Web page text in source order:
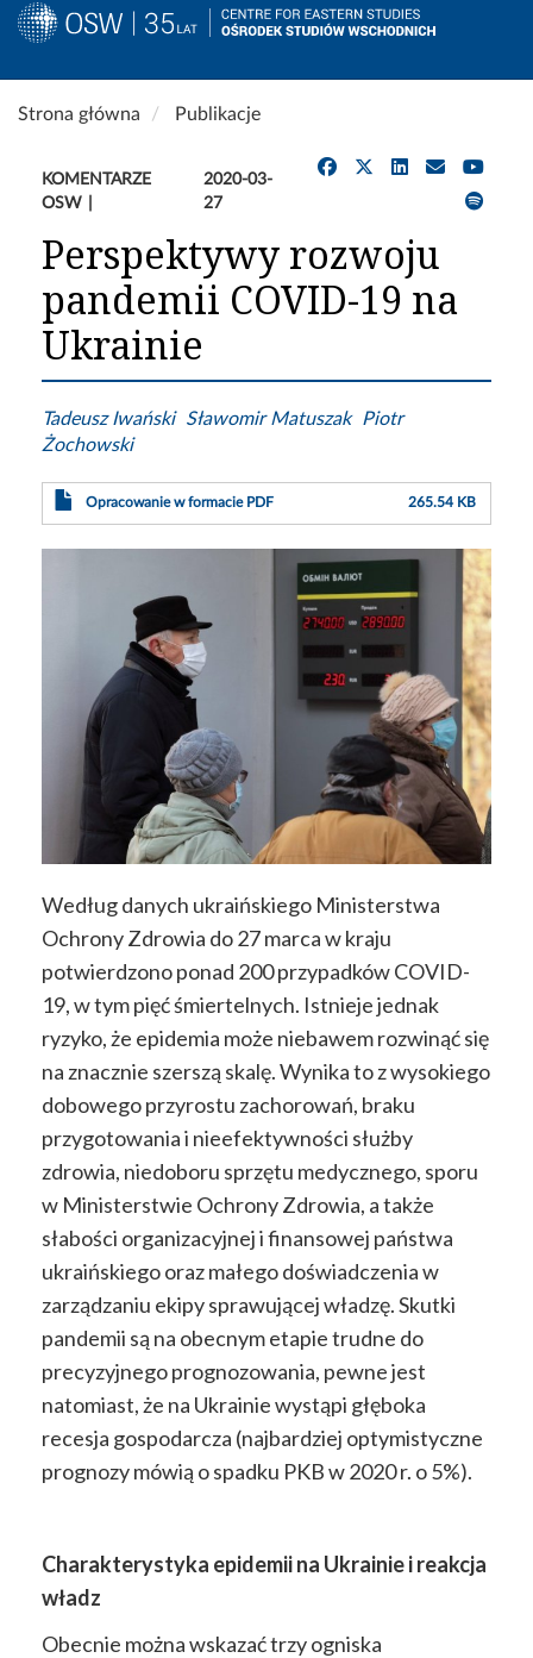
Przejdź
doStrona główna Publikacje
KOMENTARZE
OSW
2020-03-
27
Perspektywy rozwoju
pandemii COVID-19 na
Ukrainie
Tadeusz Iwański Sławomir Matuszak
Piotr
Żochowski
Opracowanie w formacie PDF 265.54 KB
Według danych ukraińskiego Ministerstwa
Ochrony Zdrowia do 27 marca w kraju
potwierdzono ponad 200 przypadków COVID-
19, w tym pięć śmiertelnych. Istnieje jednak
ryzyko, że epidemia może niebawem rozwinąć się
na znacznie szerszą skalę. Wynika to z wysokiego
dobowego przyrostu zachorowań, braku
przygotowania i nieefektywności służby
zdrowia, niedoboru sprzętu medycznego, sporu
w Ministerstwie Ochrony Zdrowia, a także
słabości organizacyjnej i finansowej państwa
ukraińskiego oraz małego doświadczenia w
zarządzaniu ekipy sprawującej władzę. Skutki
pandemii są na obecnym etapie trudne do
precyzyjnego prognozowania, pewne jest
natomiast, że na Ukrainie wystąpi głęboka
recesja gospodarcza (najbardziej optymistyczne
prognozy mówią o spadku PKB w 2020 r. o 5%).
Charakterystyka epidemii na Ukrainie i reakcja
władz
Obecnie można wskazać trzy ogniska